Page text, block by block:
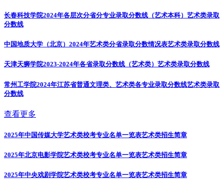
长春科技学院2024年各层次分省分专业录取分数线（艺术本科） 艺术类录取
分数线
中国地质大学（北京）2024年艺术类分省录取分数情况表艺术类录取分数线
天津天狮学院2023-2024年各省录取分数线（艺术类） 艺术类录取分数线
常州工学院2024年江苏省普通文理类、艺术类各专业录取分数线艺术类录取
分数线
查看更多
2025年中国传媒大学艺术类校考专业名单一览表艺术类招生简章
2025年北京电影学院艺术类校考专业名单一览表艺术类招生简章
2025年中央戏剧学院艺术类校考专业名单一览表艺术类招生简章